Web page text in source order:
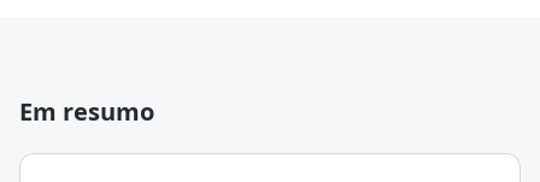
Em resumo